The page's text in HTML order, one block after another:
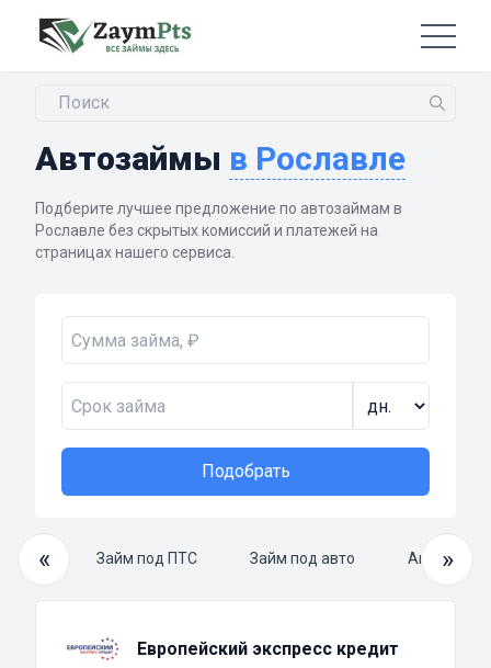
Автозаймы в Рославле
Подберите лучшее предложение по автозаймам в
Рославле без скрытых комиссий и платежей на
страницах нашего сервиса.
Подобрать
«
займ Займ под ПТС Займ под авто »
Европейский экспресс кредит